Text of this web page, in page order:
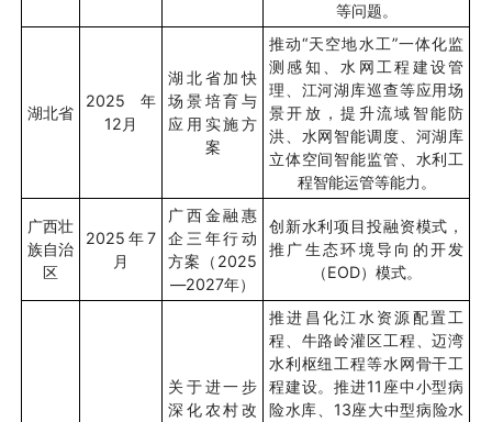
等问题。
湖北省
2025 年
12月
湖北省加快
场景培育与
应用实施方
案
推动“天空地水工”一体化监
测感知、水网工程建设管
理、江河湖库巡查等应用场
景开放，提升流域智能防
洪、水网智能调度、河湖库
立体空间智能监管、水利工
程智能运管等能力。
广西壮
族自治
区
2025 年7
月
广西金融惠
企三年行动
方案（ 2025
—2027年）
创新水利项目投融资模式，
推广生态环境导向的开发
（EOD）模式。
关于进一步
深化农村改
推进昌化江水资源配置工
程、牛路岭灌区工程、迈湾
水利枢纽工程等水网骨干工
程建设。推进11 座中小型病
险水库、 13座大中型病险水